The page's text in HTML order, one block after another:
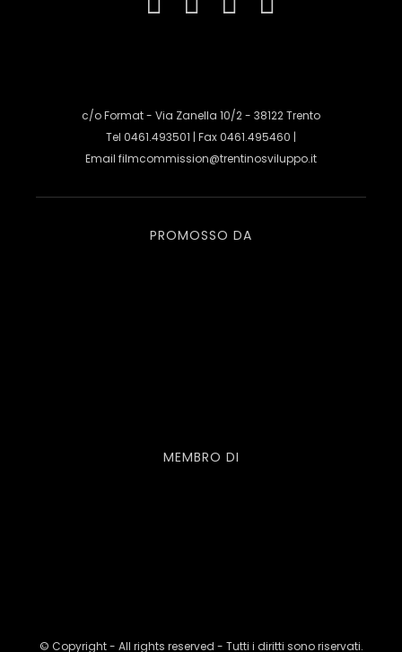
c/o Format - Via Zanella 10/2 - 38122 Trento
Tel 0461.493501 | Fax 0461.495460 |
Email filmcommission@trentinosviluppo.it
PROMOSSO DA
MEMBRO DI
© Copyright - All rights reserved - Tutti i diritti sono riservati.